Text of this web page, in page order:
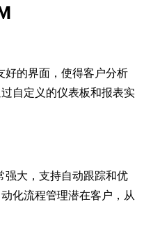
的界面，使得客户分析
自定义的仪表板和报表实
大，支持自动跟踪和优
化流程管理潜在客户，从